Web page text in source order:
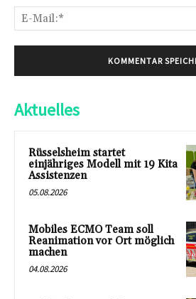
Aktuelles
Rüsselsheim startet
einjähriges Modell mit 19 Kita
Assistenzen
05.08.2026
Mobiles ECMO Team soll
Reanimation vor Ort möglich
machen
04.08.2026